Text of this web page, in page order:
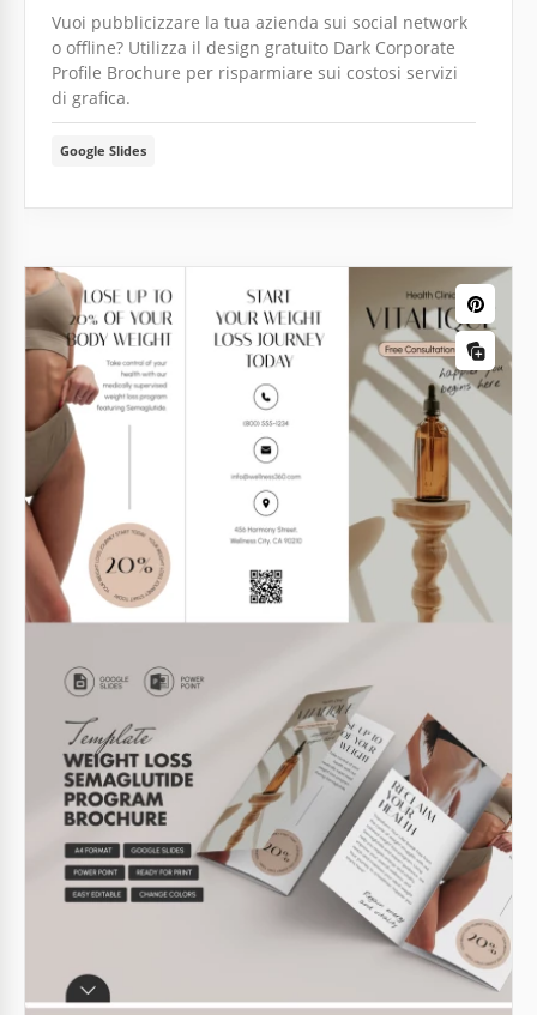
Vuoi pubblicizzare la tua azienda sui social network
o offline? Utilizza il design gratuito Dark Corporate
Profile Brochure per risparmiare sui costosi servizi
di grafica.
Google Slides